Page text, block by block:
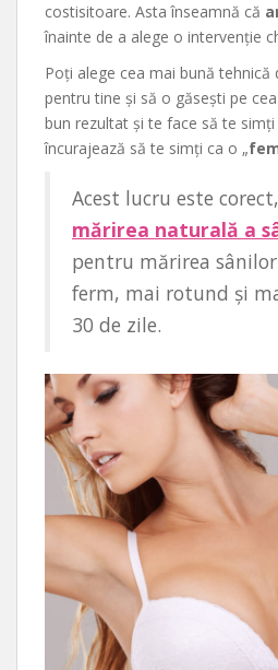
costisitoare. Asta înseamnă că
înainte de a alege o intervenție
Poți alege cea mai bună tehnică
pentru tine și să o găsești pe
bun rezultat și te face să te
încurajează să te simți ca o „
Acest lucru este
mărirea naturală a
pentru mărirea
ferm, mai rotund și
30 de zile.